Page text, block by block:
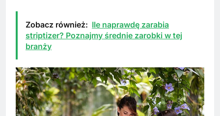
Zobacz również: Ile naprawdę zarabia
striptizer? Poznajmy średnie zarobki w tej
branży